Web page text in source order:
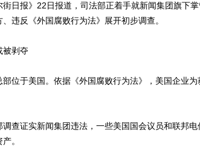
报》22日报道，司法部正着手就新闻集团旗下掌
违反《外国腐败行为法》展开初步调查。
剥夺
于美国。依据《外国腐败行为法》，美国企业为
证实新闻集团违法，一些美国国会议员和联邦电
。